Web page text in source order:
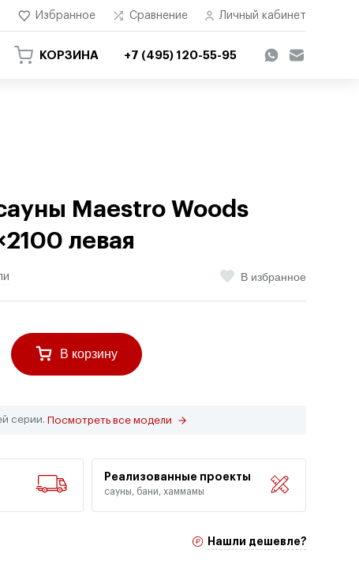
Избранное Сравнение Личный кабинет
КОРЗИНА +7 (495) 120-55-95
Maestro Woods
левая
В избранное
В корзину
серии. Посмотреть все модели
Реализованные проекты
сауны, бани, хаммамы
Нашли дешевле?